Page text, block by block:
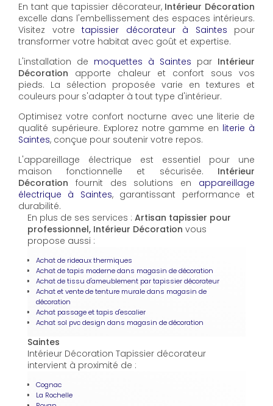
En tant que tapissier décorateur, Intérieur Décoration
excelle dans l'embellissement des espaces intérieurs.
Visitez votre tapissier décorateur à Saintes pour
transformer votre habitat avec goût et expertise.
L'installation de moquettes à Saintes par Intérieur
Décoration apporte chaleur et confort sous vos
pieds. La sélection proposée varie en textures et
couleurs pour s'adapter à tout type d'intérieur.
Optimisez votre confort nocturne avec une literie de
qualité supérieure. Explorez notre gamme en literie à
Saintes, conçue pour soutenir votre repos.
L'appareillage électrique est essentiel pour une
maison fonctionnelle et sécurisée. Intérieur
Décoration fournit des solutions en appareillage
électrique à Saintes, garantissant performance et
durabilité.
En plus de ses services : Artisan tapissier pour
professionnel, Intérieur Décoration vous
propose aussi :
Achat de rideaux thermiques
Achat de tapis moderne dans magasin de décoration
Achat de tissu d'ameublement par tapissier décorateur
Achat et vente de tenture murale dans magasin de
décoration
Achat passage et tapis d'escalier
Achat sol pvc design dans magasin de décoration
Saintes
Intérieur Décoration Tapissier décorateur
intervient à proximité de :
Cognac
La Rochelle